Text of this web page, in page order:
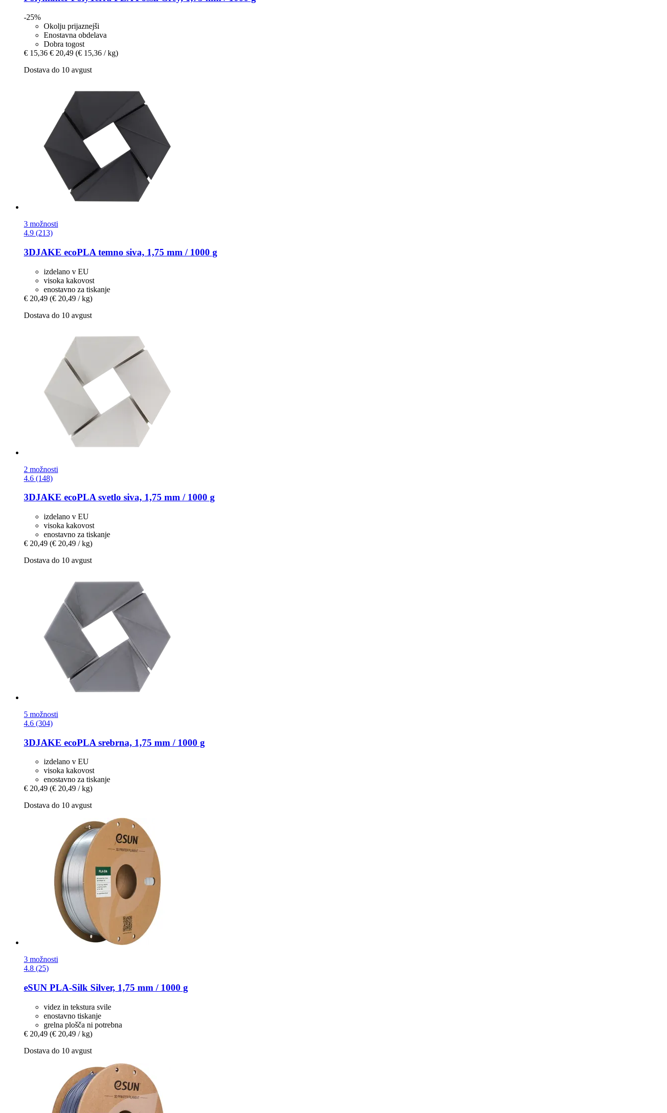
-25%
Okolju prijaznejši
Enostavna obdelava
Dobra togost
€ 15,36 € 20,49 (€ 15,36 / kg)
Dostava do 10 avgust
3 možnosti
4.9 (213)
3DJAKE ecoPLA temno siva, 1,75 mm / 1000 g
izdelano v EU
visoka kakovost
enostavno za tiskanje
€ 20,49 (€ 20,49 / kg)
Dostava do 10 avgust
2 možnosti
4.6 (148)
3DJAKE ecoPLA svetlo siva, 1,75 mm / 1000 g
izdelano v EU
visoka kakovost
enostavno za tiskanje
€ 20,49 (€ 20,49 / kg)
Dostava do 10 avgust
5 možnosti
4.6 (304)
3DJAKE ecoPLA srebrna, 1,75 mm / 1000 g
izdelano v EU
visoka kakovost
enostavno za tiskanje
€ 20,49 (€ 20,49 / kg)
Dostava do 10 avgust
3 možnosti
4.8 (25)
eSUN PLA-​Silk Silver, 1,75 mm / 1000 g
videz in tekstura svile
enostavno tiskanje
grelna plošča ni potrebna
€ 20,49 (€ 20,49 / kg)
Dostava do 10 avgust